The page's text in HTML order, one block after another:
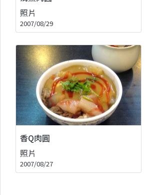
照片
2007/08/29
香Q肉圓
照片
2007/08/27